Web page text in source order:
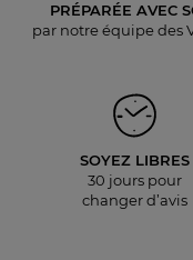
PRÉPARÉE AVEC
par notre équipe des
SOYEZ LIBRES
30 jours pour
changer d’avis